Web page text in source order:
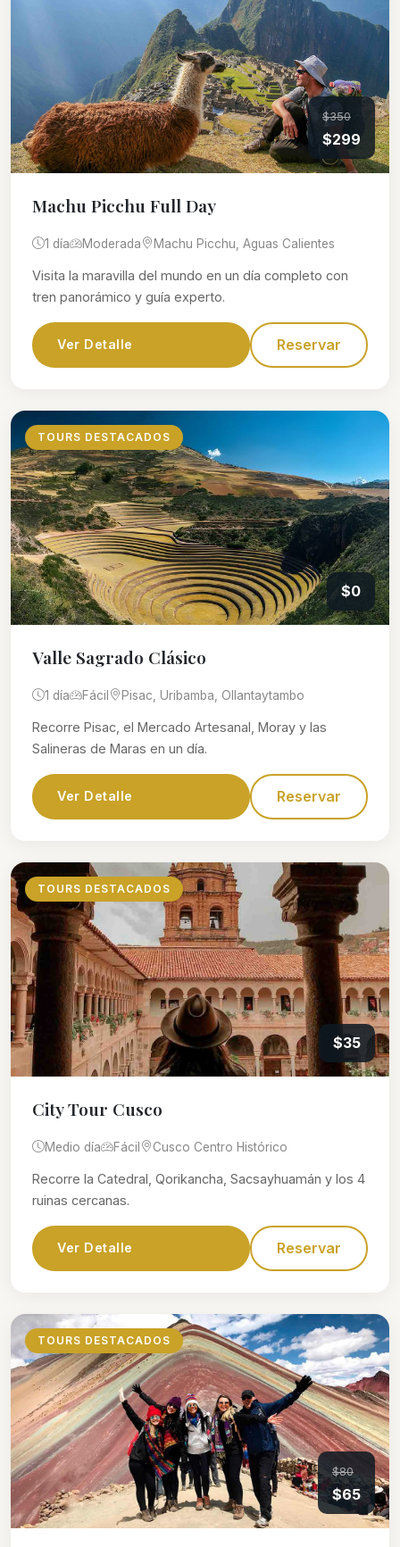
$350
$299
Machu Picchu Full Day
1 día Moderada Machu Picchu, Aguas Calientes
Visita la maravilla del mundo en un día completo con
tren panorámico y guía experto.
Ver Detalle Reservar
TOURS DESTACADOS
$0
Valle Sagrado Clásico
1 día Fácil Pisac, Uribamba, Ollantaytambo
Recorre Pisac, el Mercado Artesanal, Moray y las
Salineras de Maras en un día.
Ver Detalle Reservar
TOURS DESTACADOS
$35
City Tour Cusco
Medio día Fácil Cusco Centro Histórico
Recorre la Catedral, Qorikancha, Sacsayhuamán y los 4
ruinas cercanas.
Ver Detalle Reservar
TOURS DESTACADOS
$80
$65